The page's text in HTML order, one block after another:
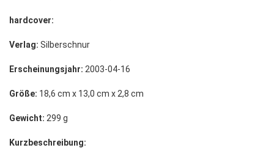
hardcover:
Verlag: Silberschnur
Erscheinungsjahr: 2003-04-16
Größe: 18,6 cm x 13,0 cm x 2,8 cm
Gewicht: 299 g
Kurzbeschreibung: